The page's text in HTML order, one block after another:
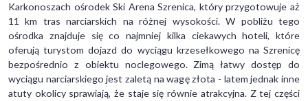
Karkonoszach ośrodek Ski Arena Szrenica, który przygotowuje aż
11 km tras narciarskich na różnej wysokości. W pobliżu tego
ośrodka znajduje się co najmniej kilka ciekawych hoteli, które
oferują turystom dojazd do wyciągu krzesełkowego na Szrenicę
bezpośrednio z obiektu noclegowego. Zimą łatwy dostęp do
wyciągu narciarskiego jest zaletą na wagę złota - latem jednak inne
atuty okolicy sprawiają, że staje się równie atrakcyjna. Z tej części